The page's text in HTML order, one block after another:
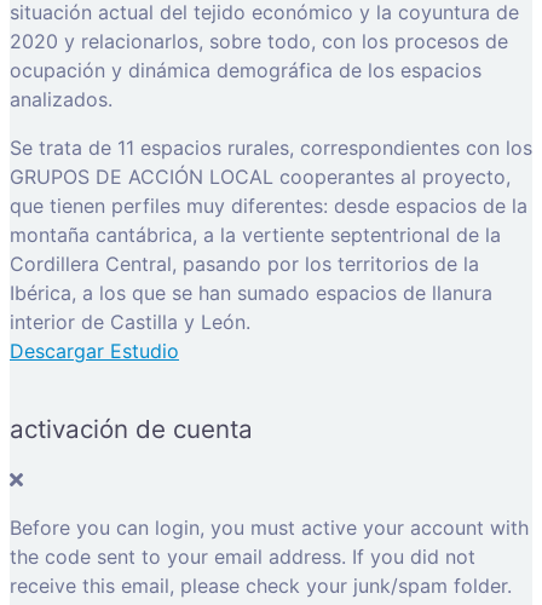
situación actual del tejido económico y la coyuntura de
2020 y relacionarlos, sobre todo, con los procesos de
ocupación y dinámica demográfica de los espacios
analizados.
Se trata de 11 espacios rurales, correspondientes con los
GRUPOS DE ACCIÓN LOCAL cooperantes al proyecto,
que tienen perfiles muy diferentes: desde espacios de la
montaña cantábrica, a la vertiente septentrional de la
Cordillera Central, pasando por los territorios de la
Ibérica, a los que se han sumado espacios de llanura
interior de Castilla y León.
Descargar Estudio
activación de cuenta
Before you can login, you must active your account with
the code sent to your email address. If you did not
receive this email, please check your junk/spam folder.